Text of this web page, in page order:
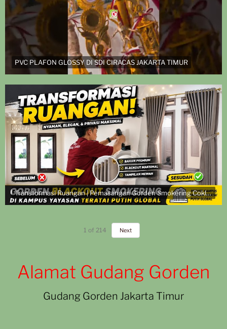
PVC PLAFON GLOSSY DI SDI CIRACAS JAKARTA TIMUR
Transformasi Ruangan | Pemasangan Gorden Smokering Coklat di Kampus Yayasan Teratai Putih Global
1 of 214 Next
Alamat Gudang Gorden
Gudang Gorden Jakarta Timur